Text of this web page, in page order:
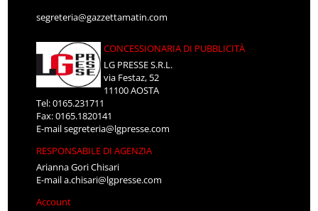
segreteria@gazzettamatin.com
CONCESSIONARIA DI PUBBLICITÀ
LG PRESSE S.R.L.
via Festaz, 52
11100 AOSTA
Tel: 0165.231711
Fax: 0165.1820141
E-mailsegreteria@lgpresse.com
RESPONSABILE DI AGENZIA
Arianna Gori Chisari
E-maila.chisari@lgpresse.com
Account